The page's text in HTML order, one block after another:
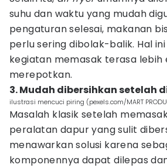
suhu dan waktu yang mudah
pengaturan selesai, makanan
perlu sering dibolak-balik. Hal
kegiatan memasak terasa lebih
merepotkan.
3. Mudah dibersihkan setelah
ilustrasi mencuci piring (pexels.com/MART
Masalah klasik setelah
peralatan dapur yang sulit
menawarkan solusi karena
komponennya dapat dilepas